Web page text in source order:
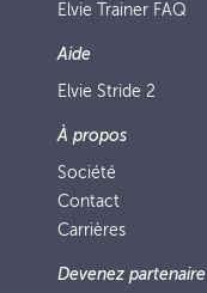
Elvie Trainer FAQ
Aide
Elvie Stride 2
À propos
Société
Contact
Carrières
Devenez partenaire